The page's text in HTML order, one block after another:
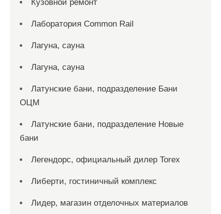
Кузовной ремонт
Лаборатория Common Rail
Лагуна, сауна
Лагуна, сауна
Латунские бани, подразделение Бани
ОЦМ
Латунские бани, подразделение Новые
бани
Легендорс, официальный дилер Torex
Либерти, гостиничный комплекс
Лидер, магазин отделочных материалов